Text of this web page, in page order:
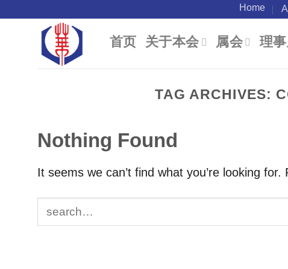
Home
首页 关于本会 属会 理
TAG ARCHIVES:
Nothing Found
It seems we can’t find what you’re looking